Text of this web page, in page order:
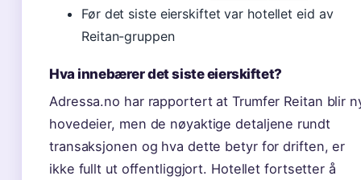
Før det siste eierskiftet var hotellet eid av
Reitan-gruppen
Hva innebærer det siste eierskiftet?
Adressa.no har rapportert at Trumfer Reitan blir
hovedeier, men de nøyaktige detaljene rundt
transaksjonen og hva dette betyr for driften, er
ikke fullt ut offentliggjort. Hotellet fortsetter å